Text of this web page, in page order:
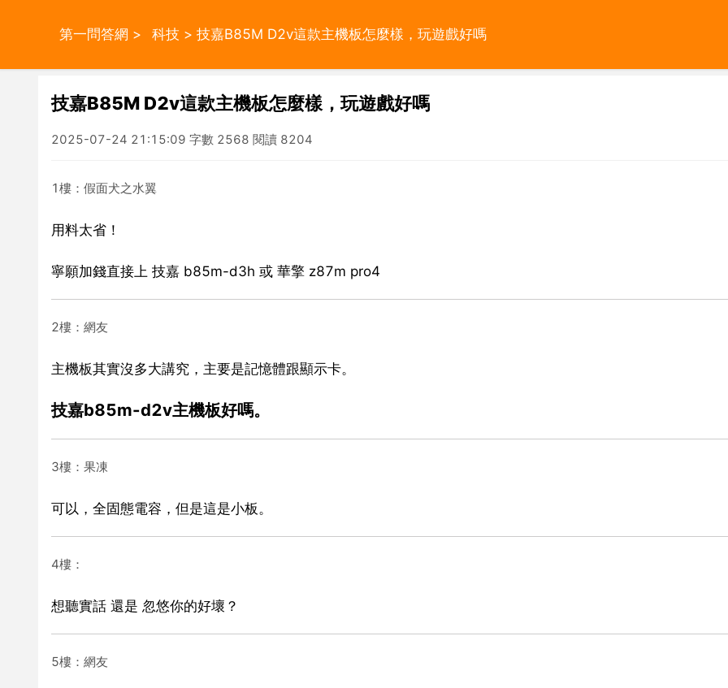
第一問答網 > 科技 > 技嘉B85M D2v這款主機板怎麼樣，玩遊戲好嗎
技嘉B85M D2v這款主機板怎麼樣，玩遊戲好嗎
2025-07-24 21:15:09 字數 2568 閱讀 8204
1樓：假面犬之水翼
用料太省！
寧願加錢直接上 技嘉 b85m-d3h 或 華擎 z87m pro4
2樓：網友
主機板其實沒多大講究，主要是記憶體跟顯示卡。
技嘉b85m-d2v主機板好嗎。
3樓：果凍
可以，全固態電容，但是這是小板。
4樓：
想聽實話 還是 忽悠你的好壞？
5樓：網友